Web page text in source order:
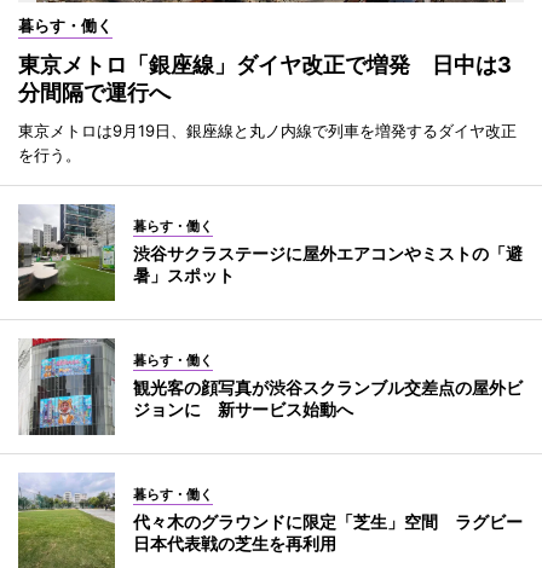
暮らす・働く
東京メトロ「銀座線」ダイヤ改正で増発 日中は3
分間隔で運行へ
東京メトロは9月19日、銀座線と丸ノ内線で列車を増発するダイヤ改正
を行う。
暮らす・働く
渋谷サクラステージに屋外エアコンやミストの「避
暑」スポット
暮らす・働く
観光客の顔写真が渋谷スクランブル交差点の屋外ビ
ジョンに 新サービス始動へ
暮らす・働く
代々木のグラウンドに限定「芝生」空間 ラグビー
日本代表戦の芝生を再利用